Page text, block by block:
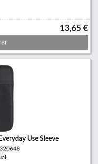
13,65 €
Use Sleeve